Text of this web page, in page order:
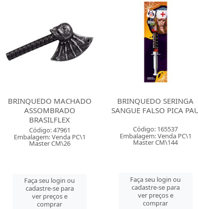
BRINQUEDO SERINGA
SANGUE FALSO PICA PAU
Código: 165537
Embalagem: Venda PC\1
Master CM\144
Faça seu login ou
cadastre-se para
ver preços e
comprar
KIT FERIMENTO FALSO
TESOURA FINCADA PICA
Código: 165536
Embalagem: Venda PC\1
Master CM\36
Faça seu login ou
cadastre-se para
ver preços e
comprar